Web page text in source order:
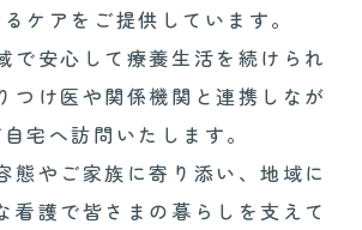
ケアをご提供しています。
で安心して療養生活を続けられ
つけ医や関係機関と連携しなが
宅へ訪問いたします。
態やご家族に寄り添い、地域に
看護で皆さまの暮らしを支えて